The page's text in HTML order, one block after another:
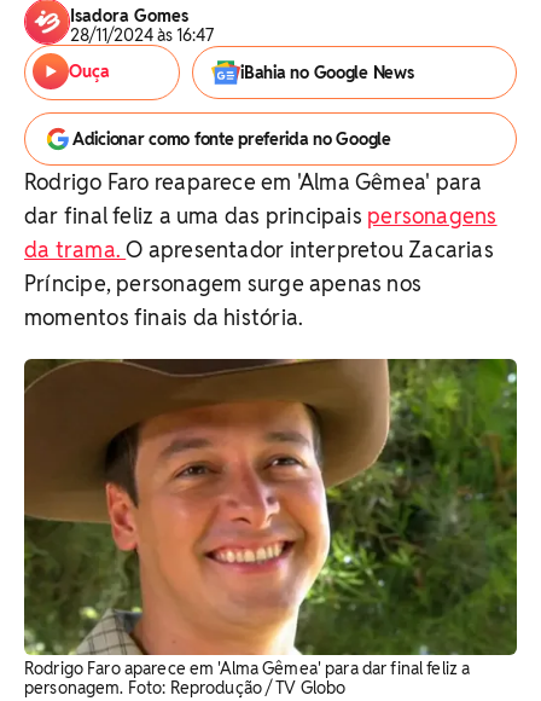
Isadora Gomes
28/11/2024 às 16:47
Ouça
iBahia no Google News
Adicionar como fonte preferida no Google
Rodrigo Faro reaparece em 'Alma Gêmea' para
dar final feliz a uma das principais personagens
da trama.O apresentador interpretou Zacarias
Príncipe, personagem surge apenas nos
momentos finais da história.
Rodrigo Faro aparece em 'Alma Gêmea' para dar final feliz a
personagem. ​Foto: Reprodução / TV Globo